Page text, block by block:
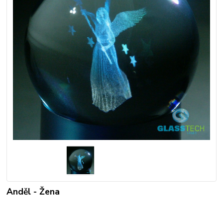
Anděl - Žena